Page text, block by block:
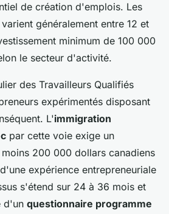
de création d'emplois. Les
généralement entre 12 et
minimum de 100 000
le secteur d'activité.
des Travailleurs Qualifiés
expérimentés disposant
L'immigration
par cette voie exige un
200 000 dollars canadiens
expérience entrepreneuriale
s'étend sur 24 à 36 mois et
d'un questionnaire programme